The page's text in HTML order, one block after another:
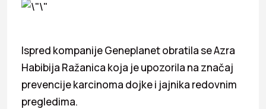
Ispred kompanije Geneplanet obratila se Azra
Habibija Ražanica koja je upozorila na značaj
prevencije karcinoma dojke i jajnika redovnim
pregledima.